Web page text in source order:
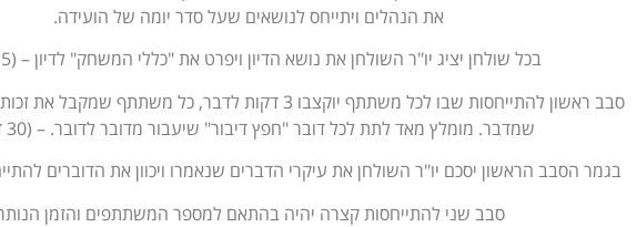
את הנהלים ויתייחס לנושאים שעל סדר יומה של הועידה.
בכל שולחן יציג יו"ר השולחן את נושא הדיון ויפרט את "כללי המשחק" לדיון – (5 דקות)
סבב ראשון להתייחסות שבו לכל משתתף יוקצבו 3 דקות לדבר, כל משתתף
שמדבר. מומלץ מאד לתת לכל דובר "חפץ דיבור" שיעבור מדובר לדובר. – (30 דקות)
בגמר הסבב הראשון יסכם יו"ר השולחן את עיקרי הדברים שנאמרו ויכוון את הדוברים
סבב שני להתייחסות קצרה יהיה בהתאם למספר המשתתפים והזמן